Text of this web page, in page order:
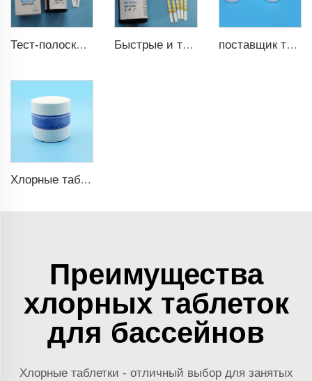
Тест-полоски для питьевой воды 9 в 1 Быстрые и точные тест-полоски для бассейна 15 в 1 для питьевой воды поставщик таблеток хлора TCCA оптом, дезинфицирующее средство для бассейна TCCA
Хлорные таблетки TCCA для бассейна
Преимущества
хлорных таблеток
для бассейнов
Хлорные таблетки - отличный выбор для занятых